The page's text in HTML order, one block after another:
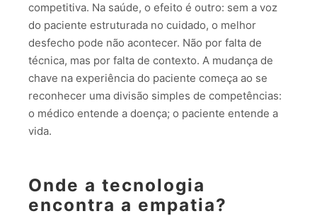
competitiva. Na saúde, o efeito é outro: sem a voz
do paciente estruturada no cuidado, o melhor
desfecho pode não acontecer. Não por falta de
técnica, mas por falta de contexto. A mudança de
chave na experiência do paciente começa ao se
reconhecer uma divisão simples de competências:
o médico entende a doença; o paciente entende a
vida.
Onde a tecnologia
encontra a empatia?